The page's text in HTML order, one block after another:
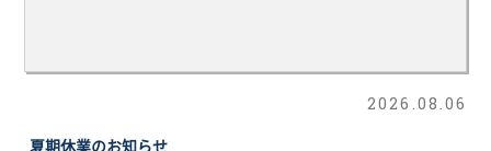
2026.08.06
夏期休業のお知らせ